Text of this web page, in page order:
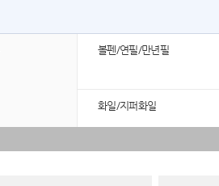
볼펜/연필/만년필
화일/지퍼화일